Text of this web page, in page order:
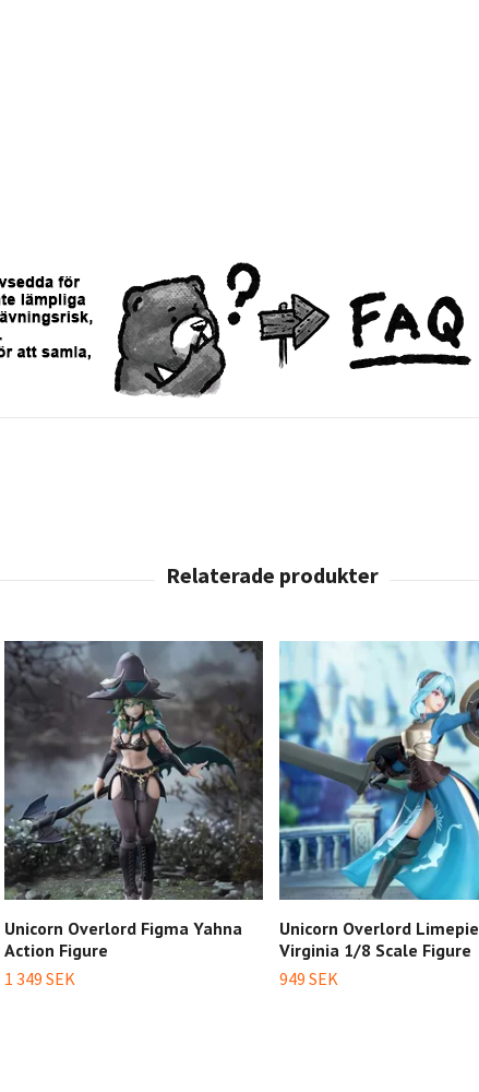
Unicorn Overlord Figma Yahna
Action Figure
1 349 SEK
Unicorn Overlord Limepie
Virginia 1/8 Scale Figure
949 SEK